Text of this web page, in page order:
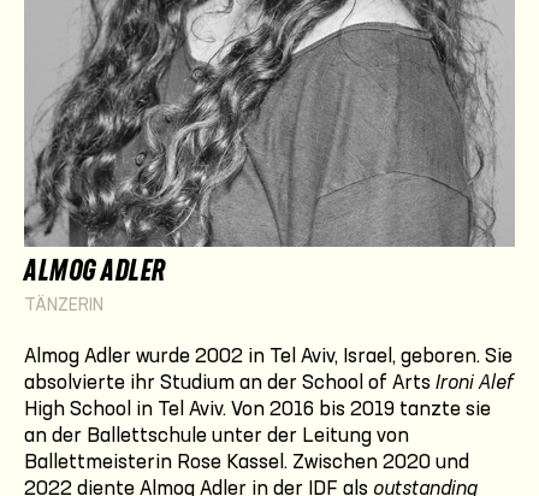
ALMOG ADLER
TÄNZERIN
Almog Adler wurde 2002 in Tel Aviv, Israel, geboren. Sie
absolvierte ihr Studium an der School of Arts Ironi Alef
High School in Tel Aviv. Von 2016 bis 2019 tanzte sie
an der Ballettschule unter der Leitung von
Ballettmeisterin Rose Kassel. Zwischen 2020 und
2022 diente Almog Adler in der IDF als outstanding